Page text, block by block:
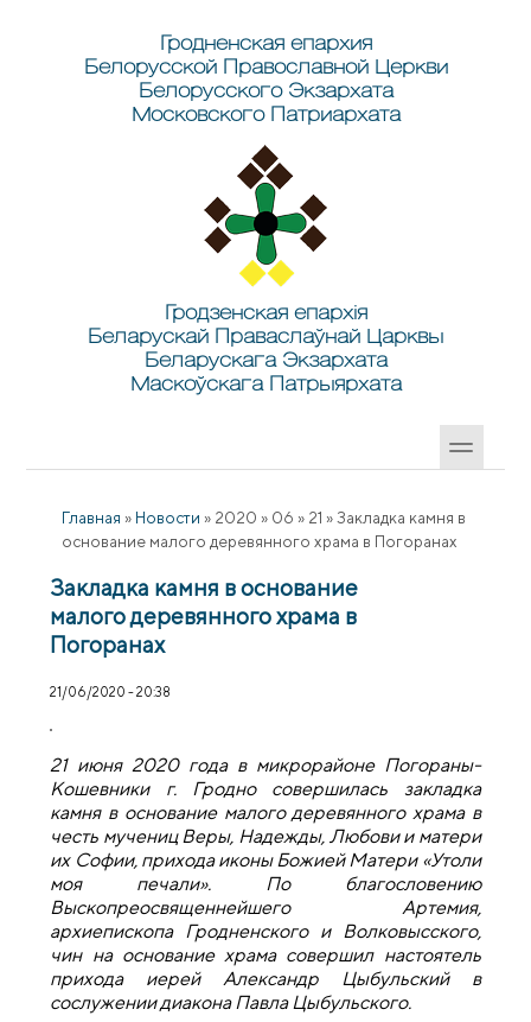
Гродненская епархия
Белорусской Православной Церкви
Белорусского Экзархата
Московского Патриархата
Гродзенская епархія
Беларускай Праваслаўнай Царквы
Беларускага Экзархата
Маскоўскага Патрыярхата
Главная » Новости » 2020 » 06 » 21 » Закладка камня в
основание малого деревянного храма в Погоранах
Закладка камня в основание
малого деревянного храма в
Погоранах
21/06/2020 - 20:38
21 июня 2020 года в микрорайоне Погораны-
Кошевники г. Гродно совершилась закладка
камня в основание малого деревянного храма в
честь мучениц Веры, Надежды, Любови и матери
их Софии, прихода иконы Божией Матери «Утоли
моя печали». По благословению
Выскопреосвященнейшего Артемия,
архиепископа Гродненского и Волковысского,
чин на основание храма совершил настоятель
прихода иерей Александр Цыбульский в
сослужении диакона Павла Цыбульского.